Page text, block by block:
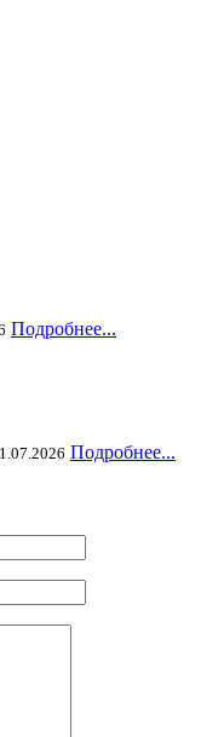
Подробнее...
Подробнее...